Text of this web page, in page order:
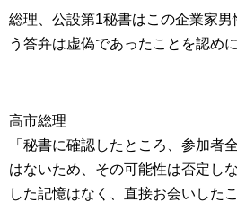
総理、公設第1秘書はこの企業家
う答弁は虚偽であったことを認め
高市総理
「秘書に確認したところ、参加者
はないため、その可能性は否定し
した記憶はなく、直接お会いした